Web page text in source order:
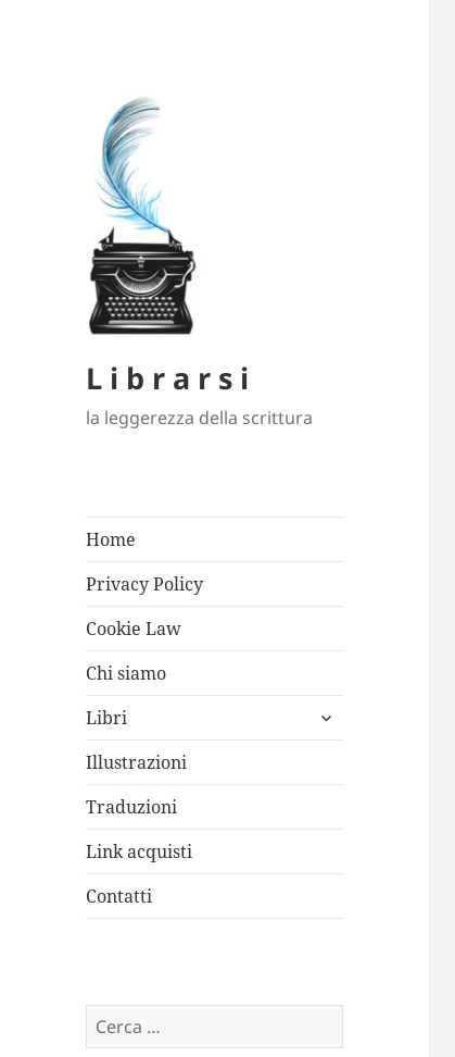
L i b r a r s i
la leggerezza della scrittura
Home
Privacy Policy
Cookie Law
Chi siamo
Libri
apri
Illustrazioni
Traduzioni
Link acquisti
Contatti
Ricerca
per: